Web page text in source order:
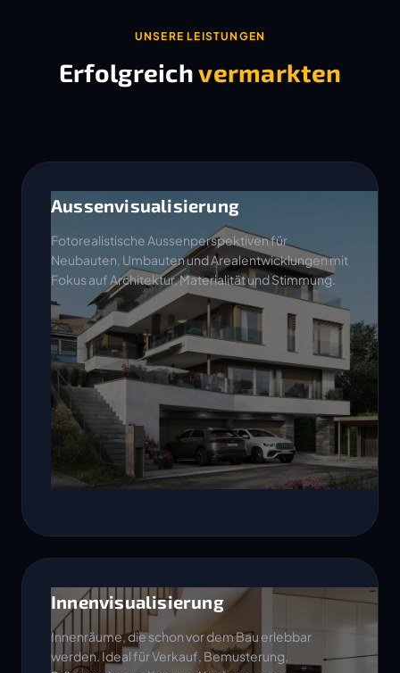
UNSERE LEISTUNGEN
Erfolgreichvermarkten
Aussenvisualisierung
Fotorealistische Aussenperspektiven für
Neubauten, Umbauten und Arealentwicklungen mit
Fokus auf Architektur, Materialität und Stimmung.
Innenvisualisierung
Innenräume, die schon vor dem Bau erlebbar
werden. Ideal für Verkauf, Bemusterung,